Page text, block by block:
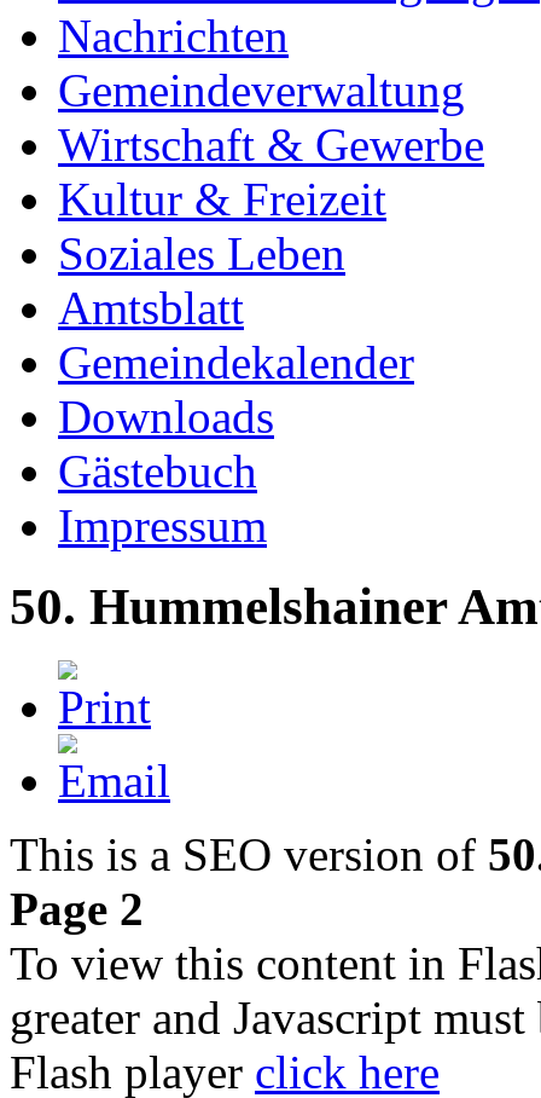
Nachrichten
Gemeindeverwaltung
Wirtschaft & Gewerbe
Kultur & Freizeit
Soziales Leben
Amtsblatt
Gemeindekalender
Downloads
Gästebuch
Impressum
50. Hummelshainer
This is a SEO version of
Page 2
To view this content in
greater and Javascript
Flash player click here